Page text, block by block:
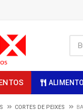
CORTES DE PEIXES